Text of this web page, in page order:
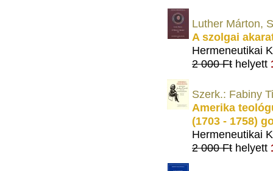
Luther Márton,
A szolgai
Hermeneutikai
2 000 Ft helyett
Szerk.: Fabiny
Amerika
(1703 - 1758)
Hermeneutikai
2 000 Ft helyett